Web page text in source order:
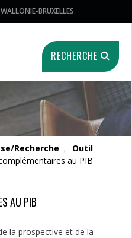
BRUXELLES
RECHERCHE
Recherche ,
Outil
au PIB
AU PIB
la prospective et de la